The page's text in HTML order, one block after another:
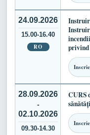
24.09.2026
15.00-16.40
RO
privind
28.09.2026
-
02.10.2026
09.30-14.30
CURS